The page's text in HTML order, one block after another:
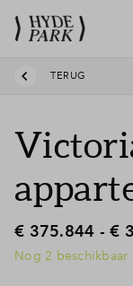
TERUG
€ 375.844 - €
Nog 2 beschikbaar